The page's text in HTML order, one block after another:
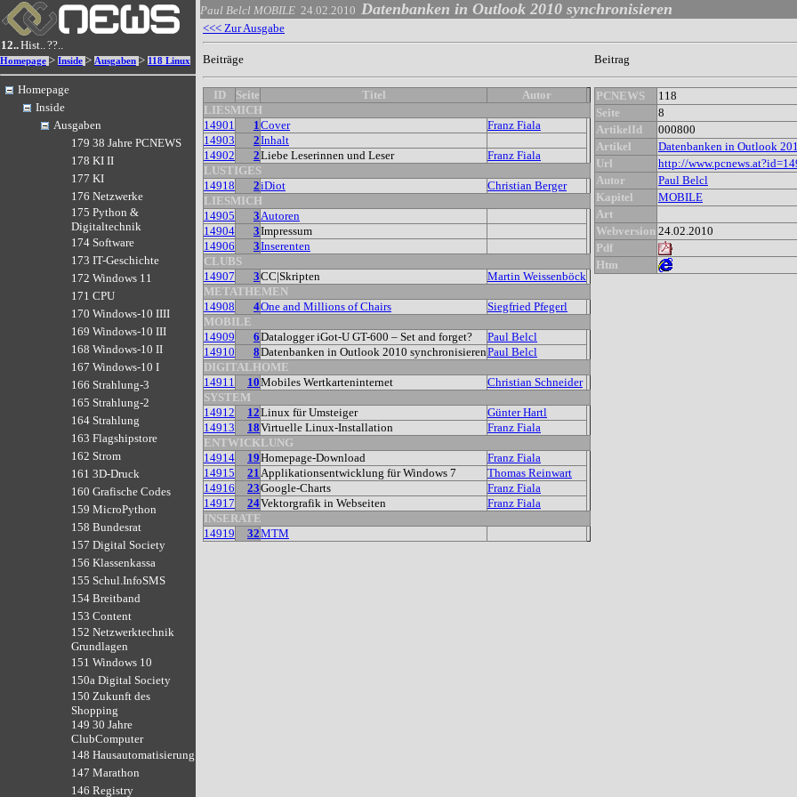
12..Hist..??..
Homepage > Inside > Ausgaben > 118 Linux
Homepage
Inside
Ausgaben
179 38 Jahre PCNEWS
178 KI II
177 KI
176 Netzwerke
175 Python &
Digitaltechnik
174 Software
173 IT-Geschichte
172 Windows 11
171 CPU
170 Windows-10 IIII
169 Windows-10 III
168 Windows-10 II
167 Windows-10 I
166 Strahlung-3
165 Strahlung-2
164 Strahlung
163 Flagshipstore
162 Strom
161 3D-Druck
160 Grafische Codes
159 MicroPython
158 Bundesrat
157 Digital Society
156 Klassenkassa
155 Schul.InfoSMS
154 Breitband
153 Content
152 Netzwerktechnik
Grundlagen
151 Windows 10
150a Digital Society
150 Zukunft des
Shopping
149 30 Jahre
ClubComputer
148 Hausautomatisierung
147 Marathon
146 Registry
Paul Belcl MOBILE 24.02.2010 Datenbanken in Outlook 2010 synchronisieren
<<< Zur Ausgabe
Beiträge Beitrag
ID Seite Titel
Autor
LIESMICH
14901
1Cover
Franz Fiala
14903
2Inhalt
14902
2Liebe Leserinnen und Leser
Franz Fiala
LUSTIGES
14918
2iDiot
Christian Berger
LIESMICH
14905
3Autoren
14904
3Impressum
14906
3Inserenten
CLUBS
14907
3CC|Skripten
Martin Weissenböck
METATHEMEN
14908
4One and Millions of Chairs
Siegfried Pfegerl
MOBILE
14909
6Datalogger iGot-U GT-600 – Set and forget?
Paul Belcl
14910
8Datenbanken in Outlook 2010 synchronisierenPaul Belcl
DIGITALHOME
14911
10Mobiles Wertkarteninternet
Christian Schneider
SYSTEM
14912
12Linux für Umsteiger
Günter Hartl
14913
18Virtuelle Linux-Installation
Franz Fiala
ENTWICKLUNG
14914
19Homepage-Download
Franz Fiala
14915
21Applikationsentwicklung für Windows 7
Thomas Reinwart
14916
23Google-Charts
Franz Fiala
14917
24Vektorgrafik in Webseiten
Franz Fiala
INSERATE
14919
32MTM
PCNEWS
118
Seite
8
ArtikelId
000800
Artikel
Datenbanken in Outlook
Url
http://
Autor
Paul Belcl
Kapitel
MOBILE
Art
Webversion 24.02.2010
Pdf
Htm